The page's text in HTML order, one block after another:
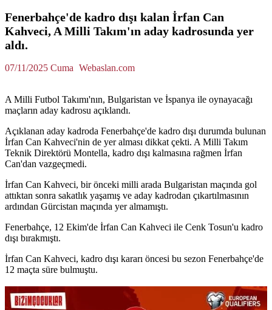
Fenerbahçe'de kadro dışı kalan İrfan Can
Kahveci, A Milli Takım'ın aday kadrosunda yer
aldı.
07/11/2025 Cuma Webaslan.com
A Milli Futbol Takımı'nın, Bulgaristan ve İspanya ile oynayacağı
maçların aday kadrosu açıklandı.
Açıklanan aday kadroda Fenerbahçe'de kadro dışı durumda bulunan
İrfan Can Kahveci'nin de yer alması dikkat çekti. A Milli Takım
Teknik Direktörü Montella, kadro dışı kalmasına rağmen İrfan
Can'dan vazgeçmedi.
İrfan Can Kahveci, bir önceki milli arada Bulgaristan maçında gol
attıktan sonra sakatlık yaşamış ve aday kadrodan çıkartılmasının
ardından Gürcistan maçında yer almamıştı.
Fenerbahçe, 12 Ekim'de İrfan Can Kahveci ile Cenk Tosun'u kadro
dışı bırakmıştı.
İrfan Can Kahveci, kadro dışı kararı öncesi bu sezon Fenerbahçe'de
12 maçta süre bulmuştu.